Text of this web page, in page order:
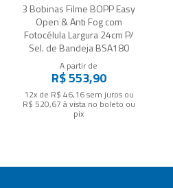
3 Bobinas Filme BOPP Easy
Open & Anti Fog com
Fotocélula Largura 24cm P/
Sel. de Bandeja BSA180
A partir de
R$ 553,90
12x de R$ 46,16sem jurosou
R$ 520,67 à vista no boleto ou
pix